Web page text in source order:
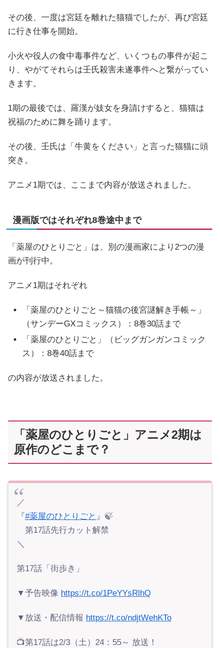
その後、一度は宮廷を離れた猫猫でしたが、再び宮廷
に行き仕事を開始。
小火や役人の食中毒事件など、いくつもの事件が起こ
り、やがてそれらは壬氏殺害未遂事件へと繋がってい
きます。
1期の最後では、羅漢が妓女を身請けすると、猫猫は
祝福のために舞を踊ります。
その後、壬氏は「牛黄をください」と言った猫猫に頭
突き。
アニメ1期では、ここまで内容が放送されました。
漫画版ではそれぞれ8巻途中まで
「薬屋のひとりごと」は、別の漫画家により2つの漫
画が刊行中。
アニメ1期はそれぞれ
「薬屋のひとりごと～猫猫の後宮謎解き手帳～」
（サンデーGXコミックス）：8巻30話まで
「薬屋のひとりごと」（ビッグガンガンコミック
ス）：8巻40話まで
の内容が放送されました。
「薬屋のひとりごと」アニメ2期は
原作のどこまで？
／
『#薬屋のひとりごと 』🍃
第17話先行カット解禁
＼
第17話「街歩き」
▼予告映像 https://t.co/1PeYYsRlhQ
▼放送・配信情報 https://t.co/ndjtWehKTo
📺第17話は2/3（土）24：55～ 放送！